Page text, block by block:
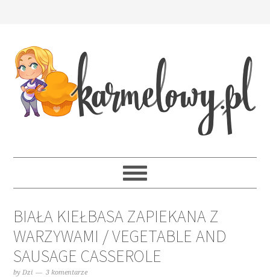
BIAŁA KIEŁBASA ZAPIEKANA Z
WARZYWAMI / VEGETABLE AND
SAUSAGE CASSEROLE
byDzi 3 komentarze